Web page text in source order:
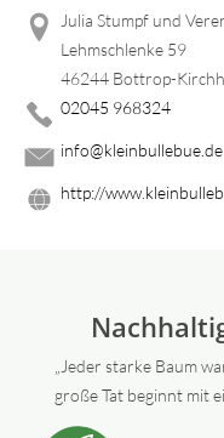
Julia Stumpf und
Lehmschlenke 59
46244 Bottrop-
02045 968324
info@kleinbullebue.de
http://
„Jeder starke Baum
große Tat beginnt mit